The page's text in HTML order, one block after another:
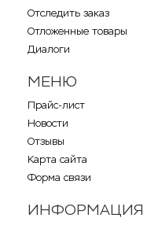
Отследить заказ
Отложенные товары
Диалоги
МЕНЮ
Прайс-лист
Новости
Отзывы
Карта сайта
Форма связи
ИНФОРМАЦИЯ